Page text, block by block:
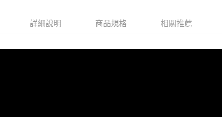
詳細說明 商品規格 相關推薦